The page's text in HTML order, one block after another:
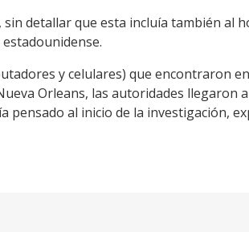
detallar que esta incluía también al
y celulares) que encontraron
Orleans, las autoridades llegaron
al inicio de la investigación,